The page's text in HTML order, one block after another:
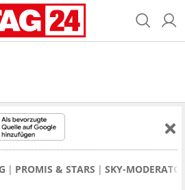
PROMIS & STARS SKY-